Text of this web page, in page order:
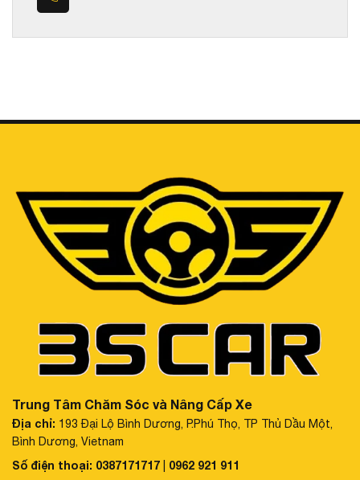
Trung Tâm Chăm Sóc và Nâng Cấp Xe
Địa chỉ: 193 Đại Lộ Bình Dương, P.Phú Thọ, TP Thủ Dầu Một,
Bình Dương, Vietnam
Số điện thoại: 0387171717
0962 921 911